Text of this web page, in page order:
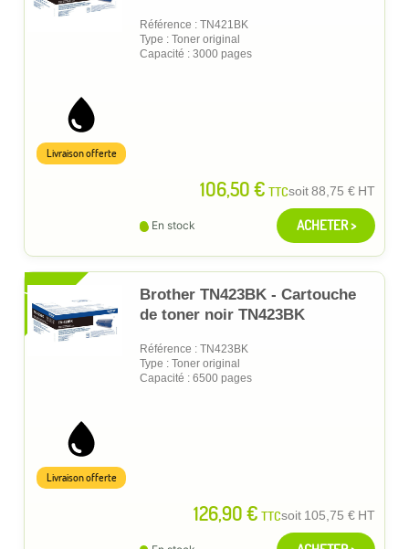
Référence : TN421BK
Type : Toner original
Capacité : 3000 pages
106,50 € TTCsoit88,75 € HT
Livraison offerte
En stock ACHETER >
XL
Brother TN423BK - Cartouche
de toner noir TN423BK
Référence : TN423BK
Type : Toner original
Capacité : 6500 pages
126,90 € TTCsoit 105,75 € HT
Livraison offerte